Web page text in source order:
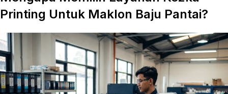
Printing Untuk Maklon Baju Pantai?